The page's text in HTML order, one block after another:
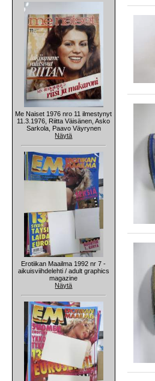
Me Naiset 1976 nro 11 ilmestynyt
11.3.1976, Riitta Väisänen, Asko
Sarkola, Paavo Väyrynen
Näytä
Erotiikan Maailma 1992 nr 7 -
aikuisviihdelehti / adult graphics
magazine
Näytä